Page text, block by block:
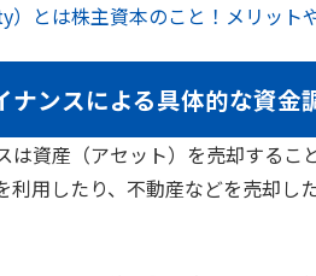
）とは株主資本のこと！メリット
ナンスによる具体的な資金
は資産（アセット）を売却するこ
利用したり、不動産などを売却し